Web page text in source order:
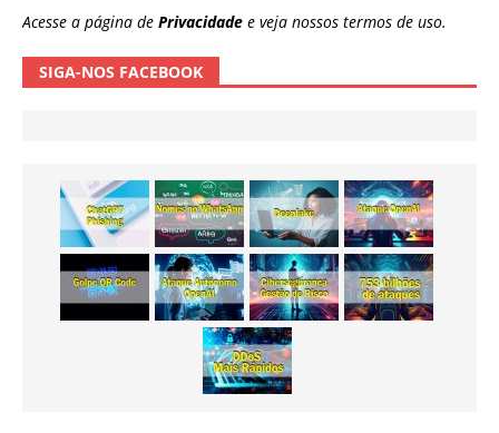
Acesse a página de Privacidade e veja nossos termos de uso.
SIGA-NOS FACEBOOK